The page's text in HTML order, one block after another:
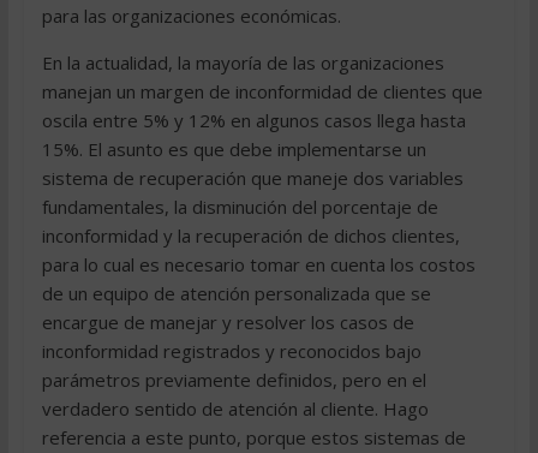
para las organizaciones económicas.
En la actualidad, la mayoría de las organizaciones
manejan un margen de inconformidad de clientes que
oscila entre 5% y 12% en algunos casos llega hasta
15%. El asunto es que debe implementarse un
sistema de recuperación que maneje dos variables
fundamentales, la disminución del porcentaje de
inconformidad y la recuperación de dichos clientes,
para lo cual es necesario tomar en cuenta los costos
de un equipo de atención personalizada que se
encargue de manejar y resolver los casos de
inconformidad registrados y reconocidos bajo
parámetros previamente definidos, pero en el
verdadero sentido de atención al cliente. Hago
referencia a este punto, porque estos sistemas de